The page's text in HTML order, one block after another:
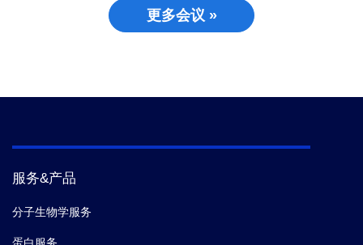
更多会议 »
服务&产品
分子生物学服务
蛋白服务